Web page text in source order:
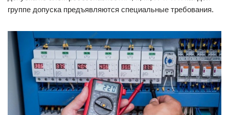
группе допуска предъявляются специальные требования.